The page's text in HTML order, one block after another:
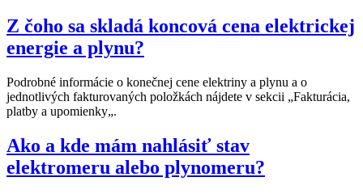
Z čoho sa skladá koncová cena elektrickej
energie a plynu?
Podrobné informácie o konečnej cene elektriny a plynu a o
jednotlivých fakturovaných položkách nájdete v sekcii „Fakturácia,
platby a upomienky„.
Ako a kde mám nahlásiť stav
elektromeru alebo plynomeru?